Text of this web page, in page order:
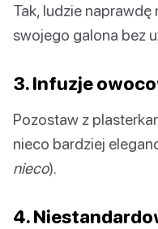
Tak, ludzie
swojego galona bez
3. Infuzje
Pozostaw z
nieco bardziej
nieco).
4.